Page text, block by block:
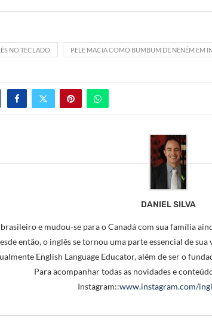
NO TECLADO PELE MACIA COMO BUMBUM DE NENÉM EM
DANIEL SILVA
e mudou-se para o Canadá com sua família
então, o inglês se tornou uma parte essencial de
English Language Educator, além de ser o
Para acompanhar todas as novidades e
Instagram::www.instagram.com/